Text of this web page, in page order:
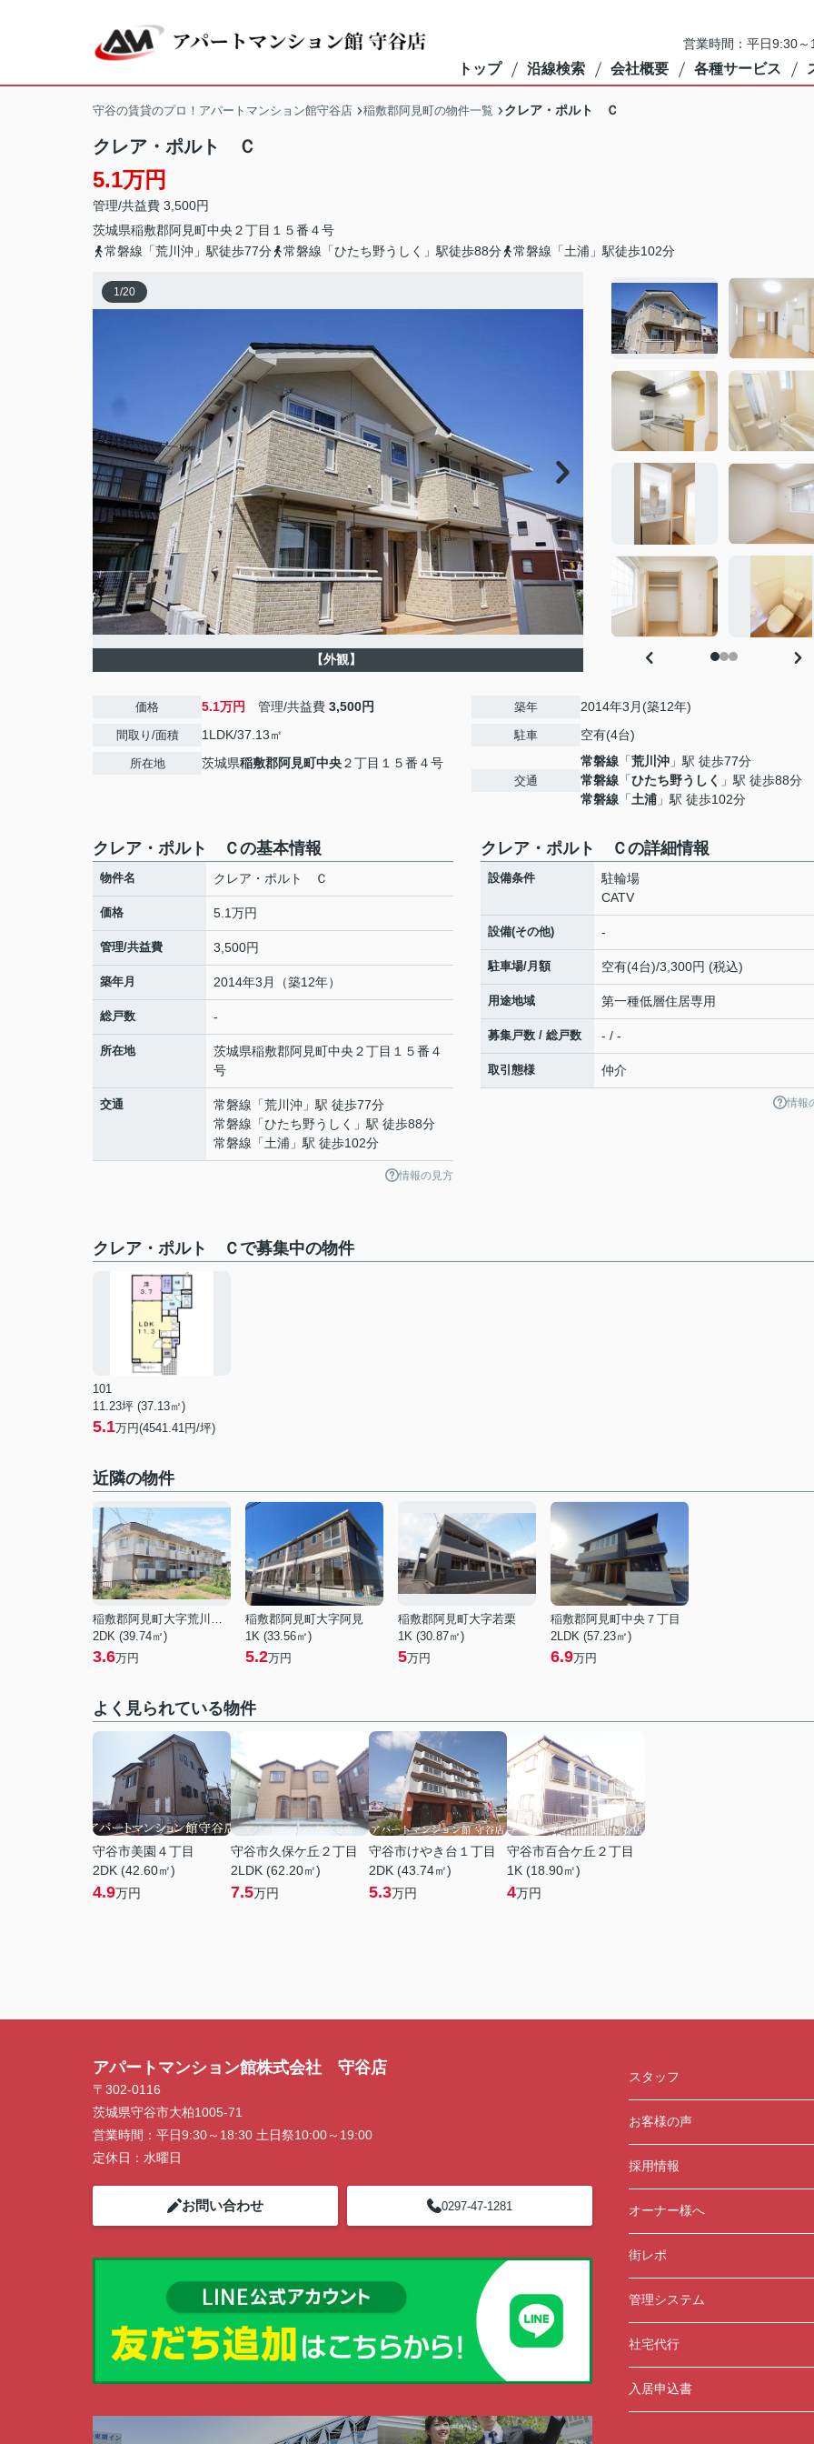
営業時間：平日9:30
トップ 沿線検索 会社概要 各種サービス
守谷の賃貸のプロ！アパートマンション館守谷店 稲敷郡阿見町の物件一覧 クレア・ポルト Ｃ
クレア・ポルト Ｃ
5.1万円
管理/共益費 3,500円
茨城県稲敷郡阿見町中央 ２丁目１５番４号
常磐線「荒川沖」駅徒歩77分
常磐線「ひたち野うしく」駅徒歩88分 常磐線「土浦」駅徒歩102分
1/20
【外観】
価格 5.1万円 管理/共益費 3,500円
間取り/面積 1LDK/37.13㎡
所在地 茨城県稲敷郡阿見町中央２丁目１５番４号
築年 2014年3月(築12年)
駐車 空有(4台)
交通
常磐線 「荒川沖 」駅 徒歩77分
常磐線 「ひたち野うしく 」駅 徒歩88分
常磐線 「土浦 」駅 徒歩102分
クレア・ポルト Ｃの基本情報
物件名 クレア・ポルト Ｃ
価格 5.1万円
管理/共益費 3,500円
築年月 2014年3月（築12年）
総戸数 -
所在地 茨城県稲敷郡阿見町中央 ２丁目１５番４
号
交通 常磐線 「荒川沖 」駅 徒歩77分
常磐線 「ひたち野うしく
」駅 徒歩88分
常磐線 「土浦 」駅 徒歩102分
情報の見方
クレア・ポルト Ｃの詳細情報
設備条件
駐輪場
CATV
設備(その他) -
駐車場/月額 空有(4台)/3,300円 (税込)
用途地域 第一種低層住居専用
募集戸数 / 総戸数 - / -
取引態様 仲介
情報
クレア・ポルト Ｃで募集中の物件
101
11.23坪 (37.13㎡)
5.1万円(4541.41円/坪)
近隣の物件
稲敷郡阿見町大字荒川本郷
2DK (39.74㎡)
3.6万円
稲敷郡阿見町大字阿見
1K (33.56㎡)
5.2万円
稲敷郡阿見町大字若栗
1K (30.87㎡)
5万円
稲敷郡阿見町中央７丁目
2LDK (57.23㎡)
6.9万円
よく見られている物件
守谷市美園４丁目
2DK (42.60㎡)
4.9万円
守谷市久保ケ丘２丁目
2LDK (62.20㎡)
7.5万円
守谷市けやき台１丁目
2DK (43.74㎡)
5.3万円
守谷市百合ケ丘２丁目
1K (18.90㎡)
4万円
アパートマンション館株式会社 守谷店
〒302-0116
茨城県守谷市大柏1005-71
営業時間： 平日9:30～18:30 土日祭10:00～19:00
定休日： 水曜日
お問い合わせ 0297-47-1281
スタッフ
お客様の声
採用情報
オーナー様へ
街レポ
管理システム
社宅代行
入居申込書